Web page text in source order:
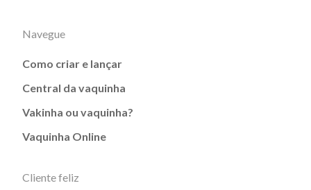
Navegue
Como criar e lançar
Central da vaquinha
Vakinha ou vaquinha?
Vaquinha Online
Cliente feliz